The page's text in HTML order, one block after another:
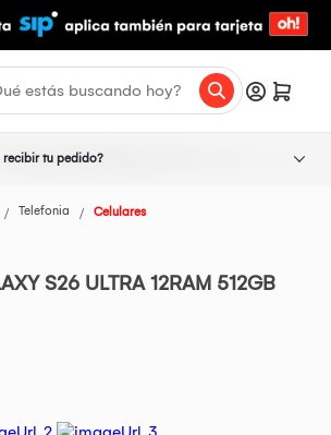
recibir tu pedido?
Telefonia Celulares
S26 ULTRA 12RAM 512GB